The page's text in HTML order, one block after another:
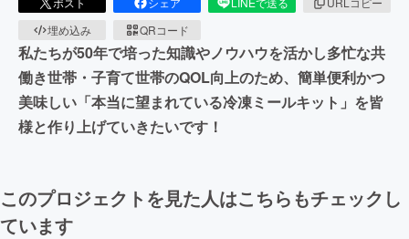
埋め込み
QRコード
私たちが50年で培った知識やノウハウを活かし多忙な共
働き世帯・子育て世帯のQOL向上のため、簡単便利かつ
美味しい「本当に望まれている冷凍ミールキット」を皆
様と作り上げていきたいです！
このプロジェクトを見た人はこちらもチェックし
ています